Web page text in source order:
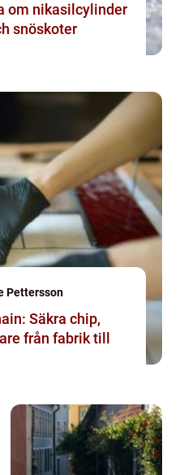
om nikasilcylinder
snöskoter
Pettersson
Säkra chip,
från fabrik till